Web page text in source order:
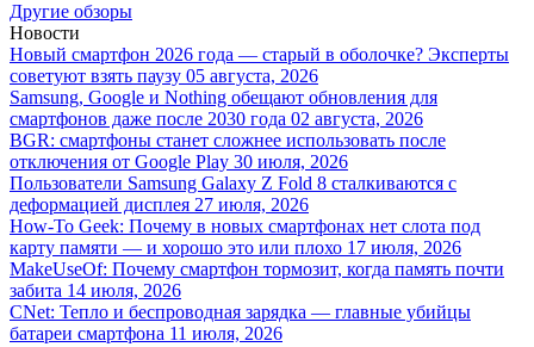
Другие обзоры
Новости
Новый смартфон 2026 года — старый в оболочке? Эксперты
советуют взять паузу 05 августа, 2026
Samsung, Google и Nothing обещают обновления для
смартфонов даже после 2030 года 02 августа, 2026
BGR: смартфоны станет сложнее использовать после
отключения от Google Play 30 июля, 2026
Пользователи Samsung Galaxy Z Fold 8 сталкиваются с
деформацией дисплея 27 июля, 2026
How-To Geek: Почему в новых смартфонах нет слота под
карту памяти — и хорошо это или плохо 17 июля, 2026
MakeUseOf: Почему смартфон тормозит, когда память почти
забита 14 июля, 2026
CNet: Тепло и беспроводная зарядка — главные убийцы
батареи смартфона 11 июля, 2026